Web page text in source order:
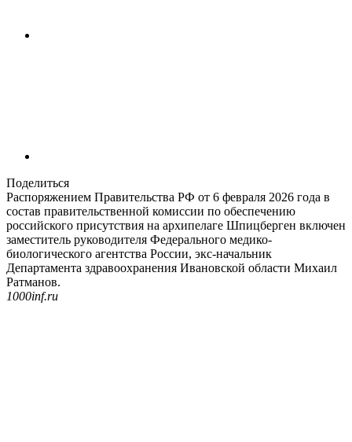
Поделиться
Распоряжением Правительства РФ от 6 февраля 2026 года в
состав правительственной комиссии по обеспечению
российского присутствия на архипелаге Шпицберген включен
заместитель руководителя Федерального медико-
биологического агентства России, экс-начальник
Департамента здравоохранения Ивановской области Михаил
Ратманов.
1000inf.ru